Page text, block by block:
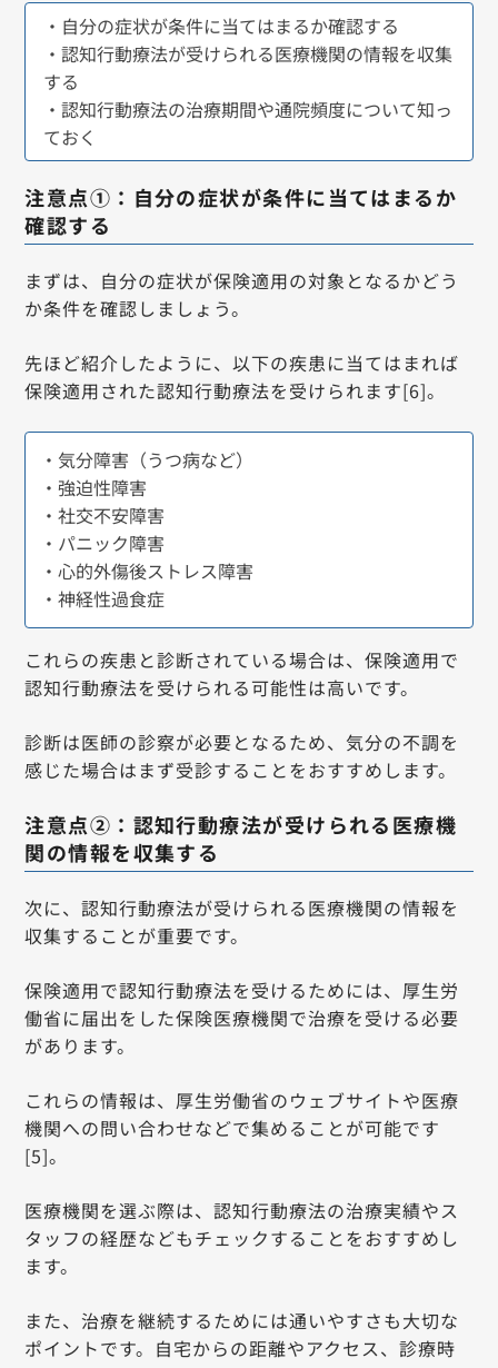
・自分の症状が条件に当てはまるか確認する
・認知行動療法が受けられる医療機関の情報を収集
する
・認知行動療法の治療期間や通院頻度について知っ
ておく
注意点①：自分の症状が条件に当てはまるか
確認する
まずは、自分の症状が保険適用の対象となるかどう
か条件を確認しましょう。
先ほど紹介したように、以下の疾患に当てはまれば
保険適用された認知行動療法を受けられます[6]。
・気分障害（うつ病など）
・強迫性障害
・社交不安障害
・パニック障害
・心的外傷後ストレス障害
・神経性過食症
これらの疾患と診断されている場合は、保険適用で
認知行動療法を受けられる可能性は高いです。
診断は医師の診察が必要となるため、気分の不調を
感じた場合はまず受診することをおすすめします。
注意点②：認知行動療法が受けられる医療機
関の情報を収集する
次に、認知行動療法が受けられる医療機関の情報を
収集することが重要です。
保険適用で認知行動療法を受けるためには、厚生労
働省に届出をした保険医療機関で治療を受ける必要
があります。
これらの情報は、厚生労働省のウェブサイトや医療
機関への問い合わせなどで集めることが可能です
[5]。
医療機関を選ぶ際は、認知行動療法の治療実績やス
タッフの経歴などもチェックすることをおすすめし
ます。
また、治療を継続するためには通いやすさも大切な
ポイントです。自宅からの距離やアクセス、診療時